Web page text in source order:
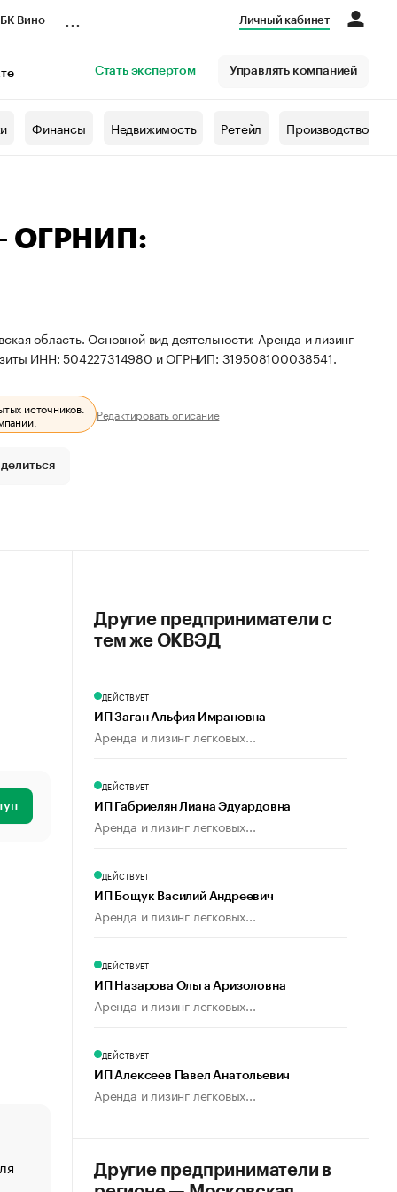
Вино Личный кабинет
Стать экспертом Управлять компанией
Финансы Недвижимость Ретейл Производство
ОГРНИП:
область. Основной вид деятельности: Аренда и лизинг
ИНН: 504227314980 и ОГРНИП: 319508100038541.
источников.
Редактировать описание
«От спорта тело стареет иначе». Как живет глава
создавшей GTA
Другие предприниматели с
тем же ОКВЭД
ДЕЙСТВУЕТ
ИП Заган Альфия Имрановна
Аренда и лизинг легковых...
ДЕЙСТВУЕТ
ИП Габриелян Лиана Эдуардовна
Аренда и лизинг легковых...
ДЕЙСТВУЕТ
ИП Бощук Василий Андреевич
Аренда и лизинг легковых...
ДЕЙСТВУЕТ
ИП Назарова Ольга Аризоловна
Аренда и лизинг легковых...
ДЕЙСТВУЕТ
ИП Алексеев Павел Анатольевич
Аренда и лизинг легковых...
Другие предприниматели в